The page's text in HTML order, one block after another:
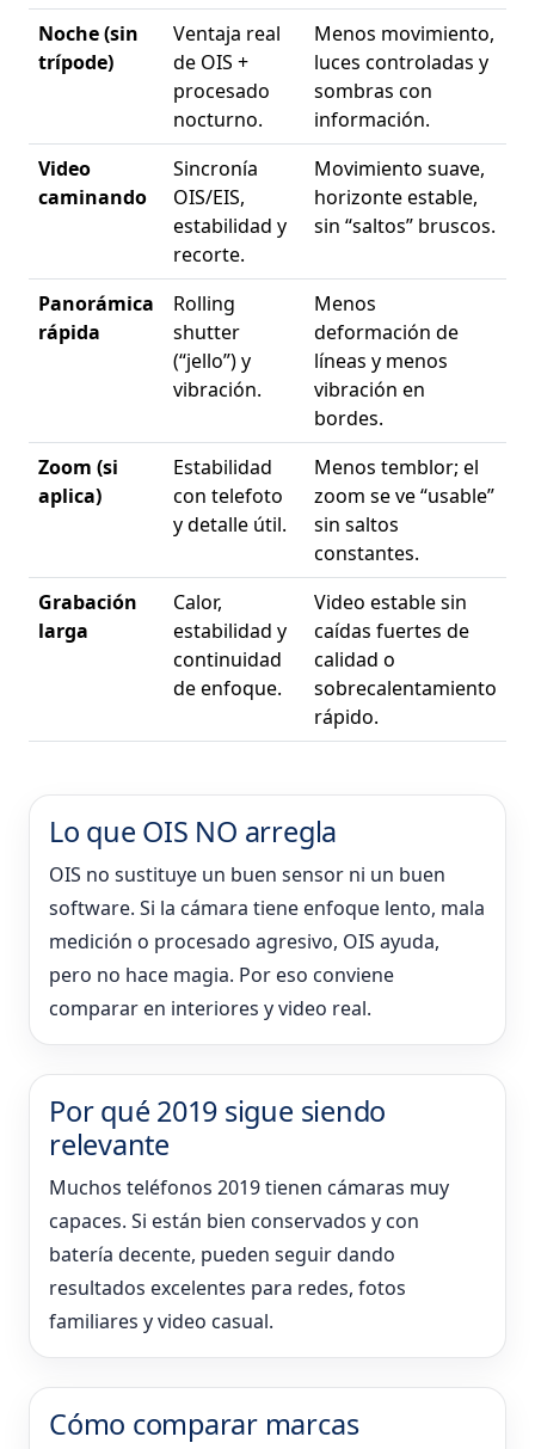
Noche (sin
trípode)
Ventaja real
de OIS +
procesado
nocturno.
Menos movimiento,
luces controladas y
sombras con
información.
Video
caminando
Sincronía
OIS/EIS,
estabilidad y
recorte.
Movimiento suave,
horizonte estable,
sin “saltos” bruscos.
Panorámica
rápida
Rolling
shutter
(“jello”) y
vibración.
Menos
deformación de
líneas y menos
vibración en
bordes.
Zoom (si
aplica)
Estabilidad
con telefoto
y detalle útil.
Menos temblor; el
zoom se ve “usable”
sin saltos
constantes.
Grabación
larga
Calor,
estabilidad y
continuidad
de enfoque.
Video estable sin
caídas fuertes de
calidad o
sobrecalentamiento
rápido.
Lo que OIS NO arregla
OIS no sustituye un buen sensor ni un buen
software. Si la cámara tiene enfoque lento, mala
medición o procesado agresivo, OIS ayuda,
pero no hace magia. Por eso conviene
comparar en interiores y video real.
Por qué 2019 sigue siendo
relevante
Muchos teléfonos 2019 tienen cámaras muy
capaces. Si están bien conservados y con
batería decente, pueden seguir dando
resultados excelentes para redes, fotos
familiares y video casual.
Cómo comparar marcas